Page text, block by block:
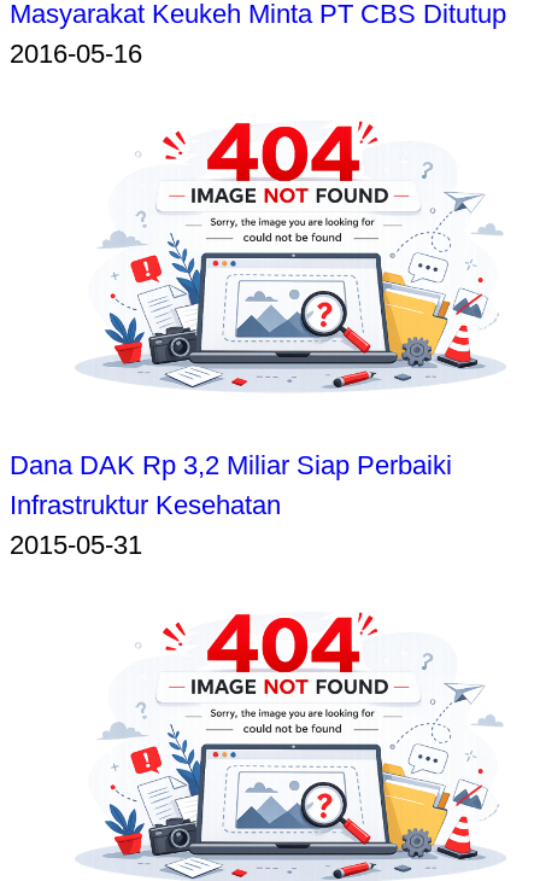
Masyarakat Keukeh Minta PT CBS Ditutup
2016-05-16
Dana DAK Rp 3,2 Miliar Siap Perbaiki
Infrastruktur Kesehatan
2015-05-31